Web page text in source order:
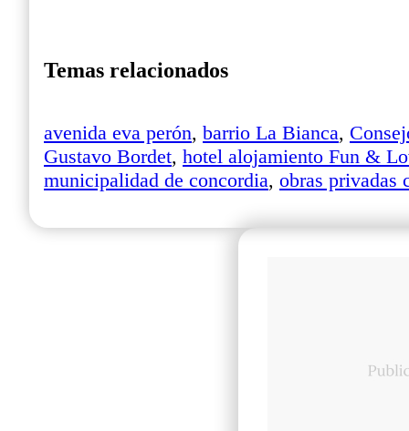
Temas relacionados
avenida eva perón, barrio La Bianca,
Gustavo Bordet, hotel alojamiento Fun &
municipalidad de concordia, obras privadas